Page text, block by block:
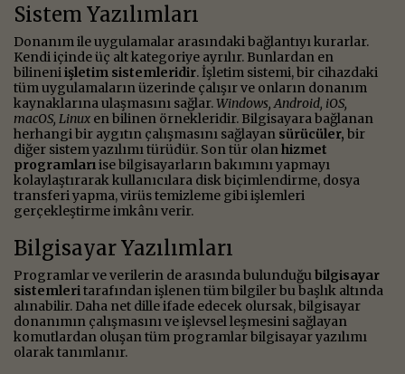
Sistem Yazılımları
Donanım ile uygulamalar arasındaki bağlantıyı kurarlar.
Kendi içinde üç alt kategoriye ayrılır. Bunlardan en
bilineniişletim sistemleridir. İşletim sistemi, bir cihazdaki
tüm uygulamaların üzerinde çalışır ve onların donanım
kaynaklarına ulaşmasını sağlar.Windows, Android, iOS,
macOS, Linux en bilinen örnekleridir. Bilgisayara bağlanan
herhangi bir aygıtın çalışmasını sağlayan sürücüler, bir
diğer sistem yazılımı türüdür. Son tür olanhizmet
programlarıise bilgisayarların bakımını yapmayı
kolaylaştırarak kullanıcılara disk biçimlendirme, dosya
transferi yapma, virüs temizleme gibi işlemleri
gerçekleştirme imkânı verir.
Bilgisayar Yazılımları
Programlar ve verilerin de arasında bulunduğubilgisayar
sistemleritarafından işlenen tüm bilgiler bu başlık altında
alınabilir. Daha net dille ifade edecek olursak, bilgisayar
donanımın çalışmasını ve işlevsel leşmesini sağlayan
komutlardan oluşan tüm programlar bilgisayar yazılımı
olarak tanımlanır.